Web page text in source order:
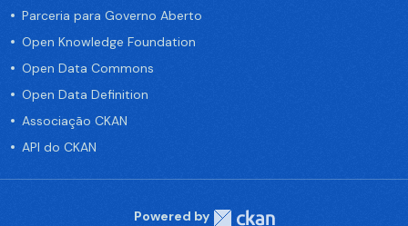
Parceria para Governo Aberto
Open Knowledge Foundation
Open Data Commons
Open Data Definition
Associação CKAN
API do CKAN
Powered by